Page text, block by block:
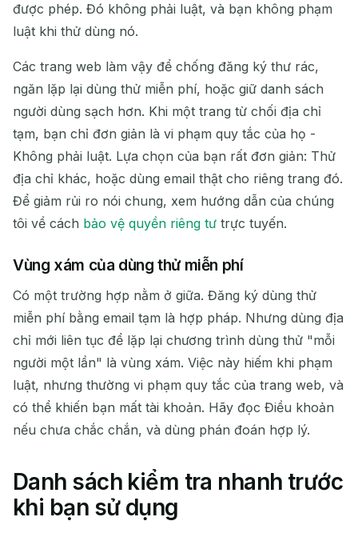
được phép. Đó không phải luật, và bạn không phạm
luật khi thử dùng nó.
Các trang web làm vậy để chống đăng ký thư rác,
ngăn lặp lại dùng thử miễn phí, hoặc giữ danh sách
người dùng sạch hơn. Khi một trang từ chối địa chỉ
tạm, bạn chỉ đơn giản là vi phạm quy tắc của họ -
Không phải luật. Lựa chọn của bạn rất đơn giản: Thử
địa chỉ khác, hoặc dùng email thật cho riêng trang đó.
Để giảm rủi ro nói chung, xem hướng dẫn của chúng
tôi về cách bảo vệ quyền riêng tư trực tuyến.
Vùng xám của dùng thử miễn phí
Có một trường hợp nằm ở giữa. Đăng ký dùng thử
miễn phí bằng email tạm là hợp pháp. Nhưng dùng địa
chỉ mới liên tục để lặp lại chương trình dùng thử "mỗi
người một lần" là vùng xám. Việc này hiếm khi phạm
luật, nhưng thường vi phạm quy tắc của trang web, và
có thể khiến bạn mất tài khoản. Hãy đọc Điều khoản
nếu chưa chắc chắn, và dùng phán đoán hợp lý.
Danh sách kiểm tra nhanh trước
khi bạn sử dụng